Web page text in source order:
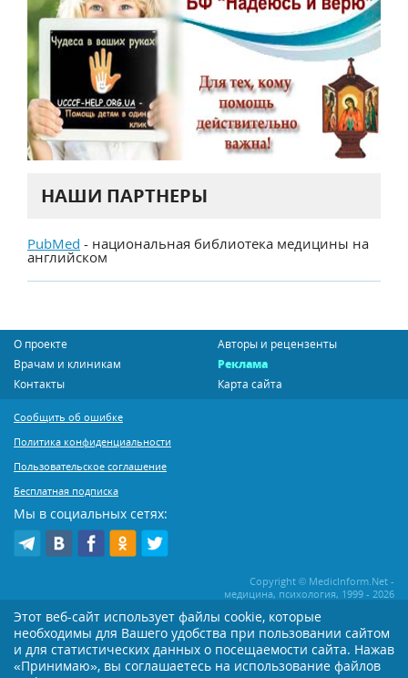
НАШИ ПАРТНЕРЫ
PubMed - национальная библиотека медицины на
английском
О проекте
Авторы и рецензенты
Врачам и клиникам
Реклама
Контакты
Карта сайта
Сообщить об ошибке
Политика конфиденциальности
Пользовательское соглашение
Бесплатная подписка
Мы в социальных сетях:
Copyright © MedicInform.Net -
медицина, психология, 1999 - 2026
Копирование или иное распространение статей нашего сайта строго
воспрещается. Копирование раздела "Новости" допускается при наличии
активной открытой для поисковиков ссылки на MedicInform.Net
Этот веб-сайт использует файлы cookie, которые
необходимы для Вашего удобства при пользовании сайтом
и для статистических данных о посещаемости сайта. Нажав
«Принимаю», вы соглашаетесь на использование файлов